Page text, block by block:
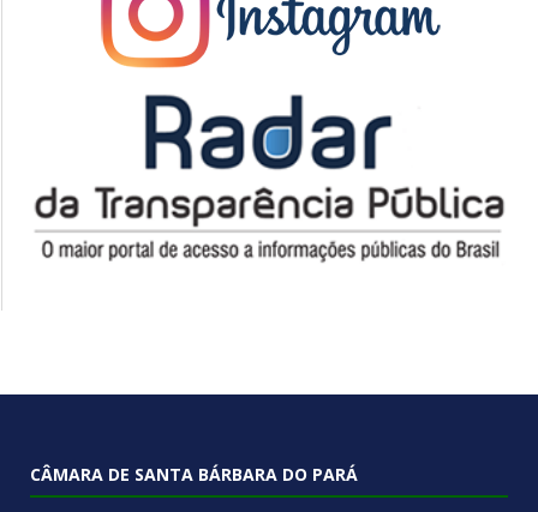
CÂMARA DE SANTA BÁRBARA DO PARÁ